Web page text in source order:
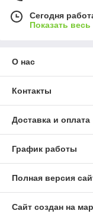
Сегодня
Показать
О нас
Контакты
Доставка и оплата
График работы
Полная версия
Сайт создан на